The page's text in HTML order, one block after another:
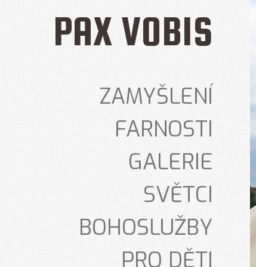
PAX VOBIS
ZAMYŠLENÍ
FARNOSTI
GALERIE
SVĚTCI
BOHOSLUŽBY
PRO DĚTI